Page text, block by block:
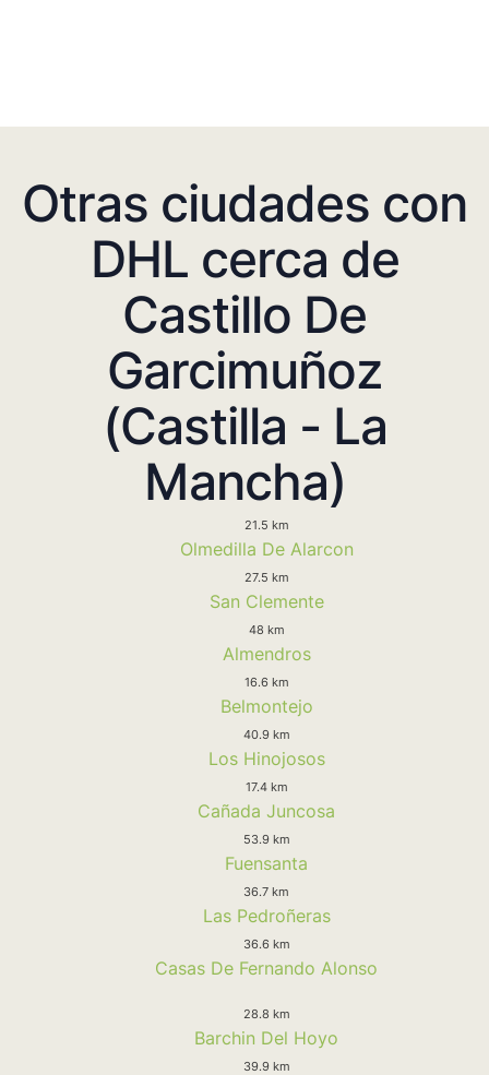
Otras ciudades con
DHL cerca de
Castillo De
Garcimuñoz
(Castilla - La
Mancha)
21.5 km
Olmedilla De Alarcon
27.5 km
San Clemente
48 km
Almendros
16.6 km
Belmontejo
40.9 km
Los Hinojosos
17.4 km
Cañada Juncosa
53.9 km
Fuensanta
36.7 km
Las Pedroñeras
36.6 km
Casas De Fernando Alonso
28.8 km
Barchin Del Hoyo
39.9 km